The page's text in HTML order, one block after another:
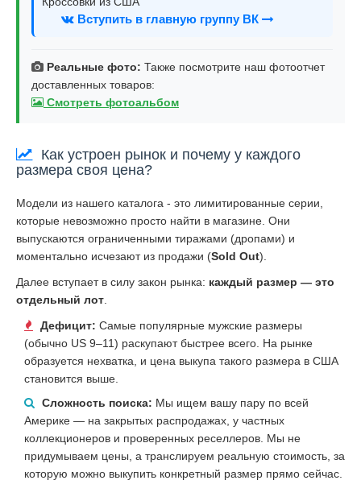
Вступить в главную группу ВК
Реальные фото: Также посмотрите наш фотоотчет
доставленных товаров:
Смотреть фотоальбом
Как устроен рынок и почему у каждого
размера своя цена?
Модели из нашего каталога - это лимитированные серии,
которые невозможно просто найти в магазине. Они
выпускаются ограниченными тиражами (дропами) и
моментально исчезают из продажи (Sold Out).
Далее вступает в силу закон рынка: каждый размер — это
отдельный лот
Дефицит: Самые популярные мужские размеры
(обычно US 9–11) раскупают быстрее всего. На рынке
образуется нехватка, и цена выкупа такого размера в США
становится выше.
Сложность поиска: Мы ищем вашу пару по всей
Америке — на закрытых распродажах, у частных
коллекционеров и проверенных реселлеров. Мы не
придумываем цены, а транслируем реальную стоимость, за
которую можно выкупить конкретный размер прямо сейчас.